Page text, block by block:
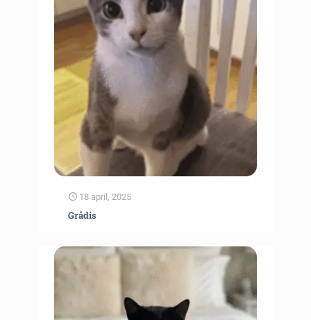
18 april, 2025
Grådis